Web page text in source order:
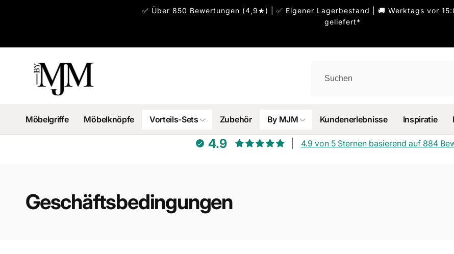
✅ Über 850 Bewertungen (4,9★) | ✅ Eigener Lagerbestand | 🚚 Werktags vor
geliefert*
Möbelgriffe Möbelknöpfe Vorteils-Sets Zubehör By MJM Kundenerlebnisse Inspiratie
4.9 4.9 von 5 Sternen basierend auf 884
Geschäftsbedingungen